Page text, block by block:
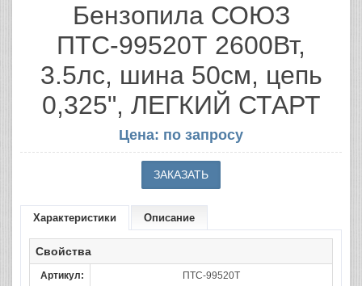
Бензопила СОЮЗ
ПТС-99520Т 2600Вт,
3.5лс, шина 50см, цепь
0,325", ЛЕГКИЙ СТАРТ
Цена: по запросу
Характеристики Описание
Свойства
Артикул: ПТС-99520Т